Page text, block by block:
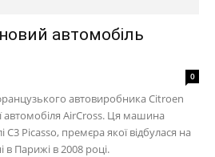
автомобіль
0
автовиробника Citroen
автомобіля AirCross. Ця машина
C3 Picasso, премєра якої відбулася на
Парижі в 2008 році.